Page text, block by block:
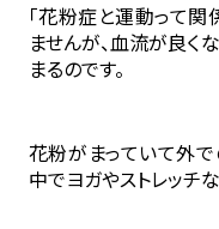
「花粉症と運動って関
ませんが、血流が良く
まるのです。
花粉がまっていて外
中でヨガやストレッチ